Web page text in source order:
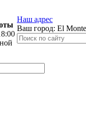
Наш адрес
Ваш город: El Monte